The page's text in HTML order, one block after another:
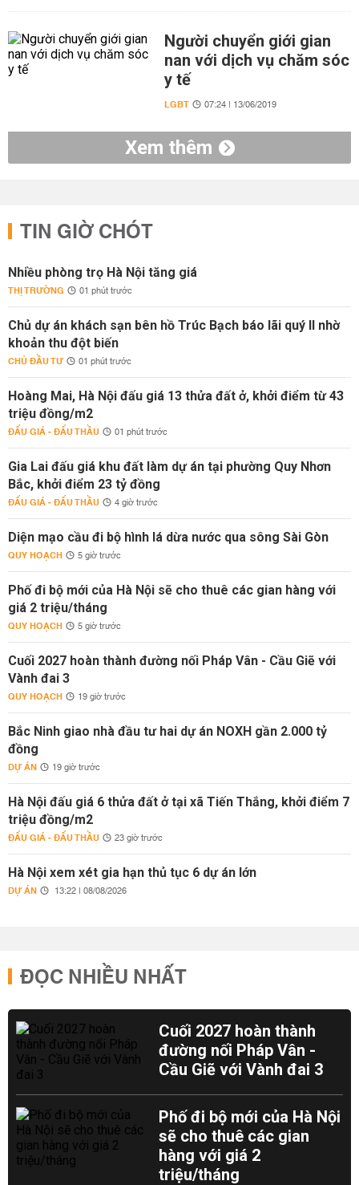
Người chuyển giới gian
nan với dịch vụ chăm sóc
y tế
LGBT 07:24 | 13/06/2019
Xem thêm
TIN GIỜ CHÓT
Nhiều phòng trọ Hà Nội tăng giá
THỊ TRƯỜNG 01 phút trước
Chủ dự án khách sạn bên hồ Trúc Bạch báo lãi quý II nhờ
khoản thu đột biến
CHỦ ĐẦU TƯ 01 phút trước
Hoàng Mai, Hà Nội đấu giá 13 thửa đất ở, khởi điểm từ 43
triệu đồng/m2
ĐẤU GIÁ - ĐẤU THẦU 01 phút trước
Gia Lai đấu giá khu đất làm dự án tại phường Quy Nhơn
Bắc, khởi điểm 23 tỷ đồng
ĐẤU GIÁ - ĐẤU THẦU 4 giờ trước
Diện mạo cầu đi bộ hình lá dừa nước qua sông Sài Gòn
QUY HOẠCH 5 giờ trước
Phố đi bộ mới của Hà Nội sẽ cho thuê các gian hàng với
giá 2 triệu/tháng
QUY HOẠCH 5 giờ trước
Cuối 2027 hoàn thành đường nối Pháp Vân - Cầu Giẽ với
Vành đai 3
QUY HOẠCH 19 giờ trước
Bắc Ninh giao nhà đầu tư hai dự án NOXH gần 2.000 tỷ
đồng
DỰ ÁN 19 giờ trước
Hà Nội đấu giá 6 thửa đất ở tại xã Tiến Thắng, khởi điểm 7
triệu đồng/m2
ĐẤU GIÁ - ĐẤU THẦU 23 giờ trước
Hà Nội xem xét gia hạn thủ tục 6 dự án lớn
DỰ ÁN 13:22 | 08/08/2026
ĐỌC NHIỀU NHẤT
Cuối 2027 hoàn thành
đường nối Pháp Vân -
Cầu Giẽ với Vành đai 3
Phố đi bộ mới của Hà Nội
sẽ cho thuê các gian
hàng với giá 2
triệu/tháng